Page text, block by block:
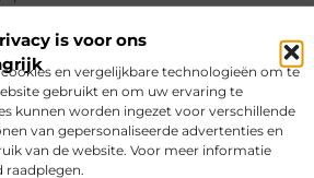
is voor ons
en vergelijkbare technologieën om te
gebruikt en om uw ervaring te
kunnen worden ingezet voor verschillende
van gepersonaliseerde advertenties en
van de website. Voor meer informatie
raadplegen.